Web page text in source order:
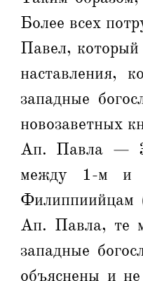
Более всех
Павел, который
наставления,
западные
новозаветных
Ап. Павла —
между 1-м и
Филиппиийцам
Ап. Павла, те
западные
объяснены и